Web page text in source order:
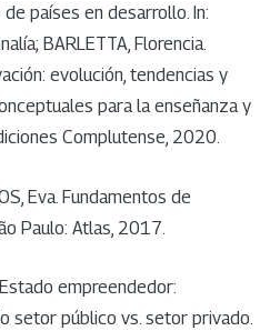
países en desarrollo. In:
BARLETTA, Florencia.
evolución, tendencias y
para la enseñanza y
Complutense, 2020.
Eva. Fundamentos de
Paulo: Atlas, 2017.
Estado empreendedor:
setor público vs. setor privado.